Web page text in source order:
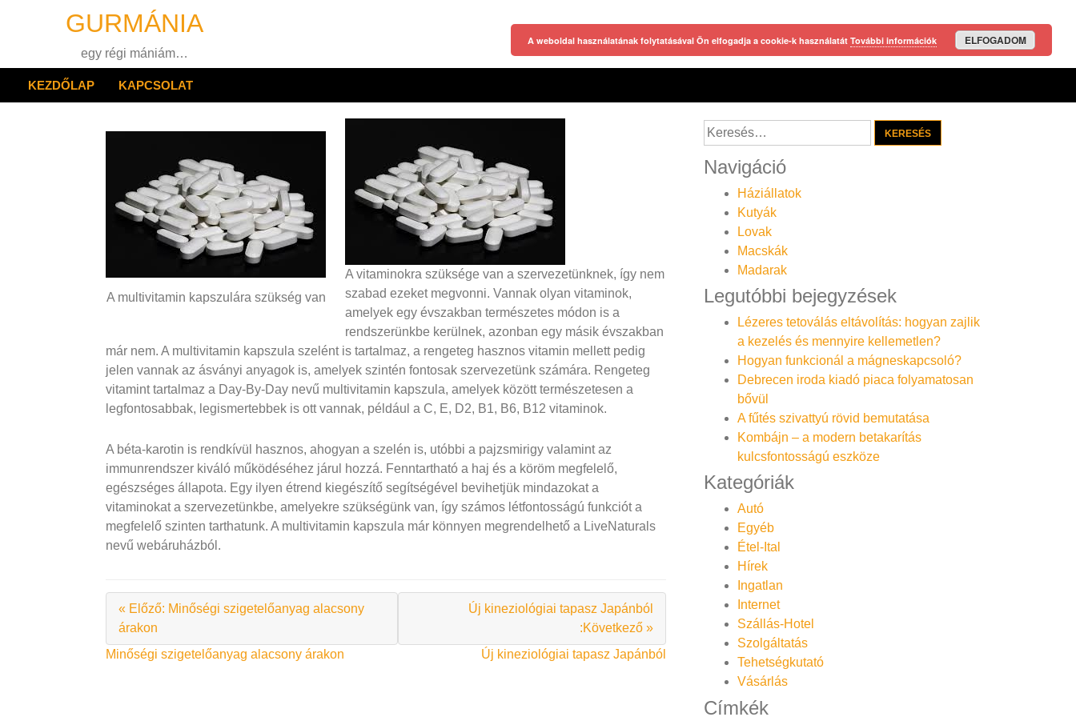
GURMÁNIA
egy régi mániám…
KEZDŐLAP KAPCSOLAT
A multivitamin kapszulára szükség van
A vitaminokra szüksége van a szervezetünknek, így nem
szabad ezeket megvonni. Vannak olyan vitaminok,
amelyek egy évszakban természetes módon is a
rendszerünkbe kerülnek, azonban egy másik évszakban
már nem. A multivitamin kapszula szelént is tartalmaz, a rengeteg hasznos vitamin mellett pedig
jelen vannak az ásványi anyagok is, amelyek szintén fontosak szervezetünk számára. Rengeteg
vitamint tartalmaz a Day-By-Day nevű multivitamin kapszula, amelyek között természetesen a
legfontosabbak, legismertebbek is ott vannak, például a C, E, D2, B1, B6, B12 vitaminok.
A béta-karotin is rendkívül hasznos, ahogyan a szelén is, utóbbi a pajzsmirigy valamint az
immunrendszer kiváló működéséhez járul hozzá. Fenntartható a haj és a köröm megfelelő,
egészséges állapota. Egy ilyen étrend kiegészítő segítségével bevihetjük mindazokat a
vitaminokat a szervezetünkbe, amelyekre szükségünk van, így számos létfontosságú funkciót a
megfelelő szinten tarthatunk. A multivitamin kapszula már könnyen megrendelhető a LiveNaturals
nevű webáruházból.
« Előző: Minőségi szigetelőanyag alacsony
árakon
Új kineziológiai tapasz Japánból
:Következő »
Bejegyzés
Minőségi szigetelőanyag alacsony árakon Új kineziológiai tapasz Japánból
Keresés:
Navigáció
Háziállatok
Kutyák
Lovak
Macskák
Madarak
Legutóbbi bejegyzések
Lézeres tetoválás eltávolítás: hogyan zajlik
a kezelés és mennyire kellemetlen?
Hogyan funkcionál a mágneskapcsoló?
Debrecen iroda kiadó piaca folyamatosan
bővül
A fűtés szivattyú rövid bemutatása
Kombájn – a modern betakarítás
kulcsfontosságú eszköze
Kategóriák
Autó
Egyéb
Étel-Ital
Hírek
Ingatlan
Internet
Szállás-Hotel
Szolgáltatás
Tehetségkutató
Vásárlás
Címkék
A weboldal használatának folytatásával Ön elfogadja a cookie-k használatát További információk ELFOGADOM